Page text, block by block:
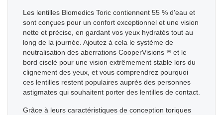
Les lentilles Biomedics Toric contiennent 55 % d'eau et
sont conçues pour un confort exceptionnel et une vision
nette et précise, en gardant vos yeux hydratés tout au
long de la journée. Ajoutez à cela le système de
neutralisation des aberrations CooperVisions™ et le
bord ciselé pour une vision extrêmement stable lors du
clignement des yeux, et vous comprendrez pourquoi
ces lentilles restent populaires auprès des personnes
astigmates qui souhaitent porter des lentilles de contact.
Grâce à leurs caractéristiques de conception toriques